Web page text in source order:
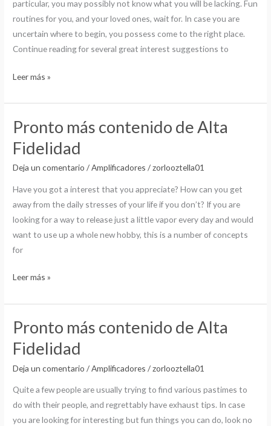
particular, you may possibly not know what you will be lacking. Fun
routines for you, and your loved ones, wait for. In case you are
uncertain where to begin, you possess come to the right place.
Continue reading for several great interest suggestions to
Leer más »
Pronto más contenido de Alta
Fidelidad
Deja un comentario /Amplificadores /zorlooztella01
Have you got a interest that you appreciate? How can you get
away from the daily stresses of your life if you don’t? If you are
looking for a way to release just a little vapor every day and would
want to use up a whole new hobby, this is a number of concepts
for
Pronto
contenido
de
Leer más »
Pronto más contenido de Alta
Fidelidad
Deja un comentario /Amplificadores /zorlooztella01
Quite a few people are usually trying to find various pastimes to
do with their people, and regrettably have exhaust tips. In case
you are looking for interesting but fun things you can do, look no
Pronto
contenido
de